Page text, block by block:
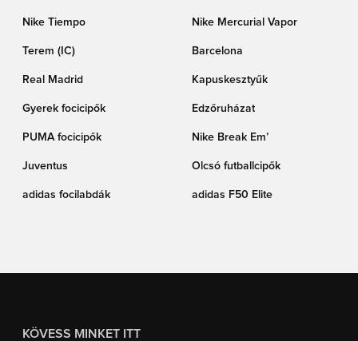
Nike Tiempo Nike Mercurial Vapor
Terem (IC) Barcelona
Real Madrid Kapuskesztyűk
Gyerek focicipők Edzőruházat
PUMA focicipők Nike Break Em’
Juventus Olcsó futballcipők
adidas focilabdák adidas F50 Elite
KÖVESS MINKET ITT